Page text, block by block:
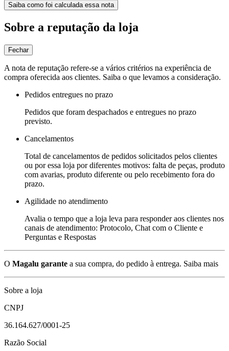
Saiba como foi calculada essa nota
Sobre a reputação da loja
Fechar
A nota de reputação refere-se a vários critérios na experiência de
compra oferecida aos clientes. Saiba o que levamos a consideração.
Pedidos entregues no prazo
Pedidos que foram despachados e entregues no prazo
previsto.
Cancelamentos
Total de cancelamentos de pedidos solicitados pelos clientes
ou por essa loja por diferentes motivos: falta de peças, produto
com avarias, produto diferente ou pelo recebimento fora do
prazo.
Agilidade no atendimento
Avalia o tempo que a loja leva para responder aos clientes nos
canais de atendimento: Protocolo, Chat com o Cliente e
Perguntas e Respostas
O Magalu garante a sua compra, do pedido à entrega. Saiba mais
Sobre a loja
CNPJ
36.164.627/0001-25
Razão Social